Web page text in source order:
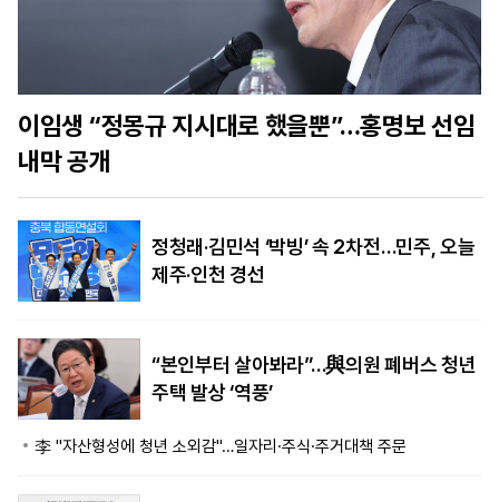
이임생 “정몽규 지시대로 했을뿐”…홍명보 선임
내막 공개
정청래·김민석 ‘박빙’ 속 2차전…민주, 오늘
제주·인천 경선
“본인부터 살아봐라”…與의원 폐버스 청년
주택 발상 ‘역풍’
李 "자산형성에 청년 소외감"…일자리·주식·주거대책 주문